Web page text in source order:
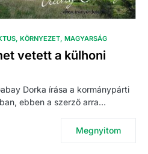
KÖRNYEZET MAGYARSÁG
vetett a külhoni
Dorka írása a kormánypárti
ebben a szerző arra…
Megnyitom